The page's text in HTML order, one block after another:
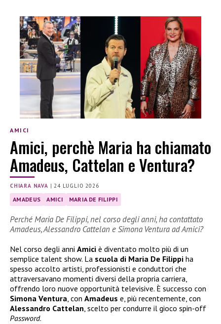
AMICI
Amici, perchè Maria ha chiamato
Amadeus, Cattelan e Ventura?
CHIARA NAVA |24 LUGLIO 2026
AMADEUS AMICI MARIA DE FILIPPI
Perché Maria De Filippi, nel corso degli anni, ha contattato
Amadeus, Alessandro Cattelan e Simona Ventura ad Amici?
Nel corso degli anni Amici è diventato molto più di un
semplice talent show. La scuola di Maria De Filippi ha
spesso accolto artisti, professionisti e conduttori che
attraversavano momenti diversi della propria carriera,
offrendo loro nuove opportunità televisive. È successo con
Simona Ventura, con Amadeus e, più recentemente, con
Alessandro Cattelan, scelto per condurre il gioco spin-off
Password.